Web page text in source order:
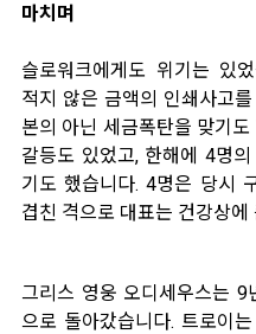
마치며
슬로워크에게도 위기는 있
적지 않은 금액의 인쇄사고
본의 아닌 세금폭탄을 맞기
갈등도 있었고, 한해에 4명
기도 했습니다. 4명은 당시
겹친 격으로 대표는 건강상
그리스 영웅 오디세우스는
으로 돌아갔습니다. 트로이